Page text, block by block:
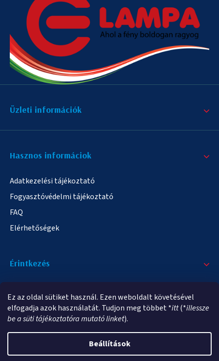
Ez az oldal sütiket használ. Ezen weboldalt követésével
elfogadja azok használatát. Tudjon meg többet *itt(*illessze
be a süti tájékoztatóra mutató linket).
Beállítások
Üzleti információk
Hasznos informáciok
Adatkezelési tájékoztató
Fogyasztóvédelmi tájékoztató
FAQ
Elérhetőségek
Érintkezés
info@elampa.hu
elampa.hu. Minden jog fenntartva.